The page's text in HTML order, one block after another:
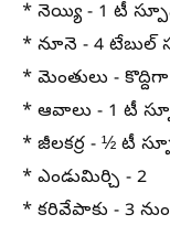
* నెయ్యి - 1 టీ
* నూనె - 4 టేబుల్
* మెంతులు - కొద్దిగా
* ఆవాలు - 1 టీ
* జీలకర్ర - ½ టీ
* ఎండుమిర్చి - 2
* కరివేపాకు - 3